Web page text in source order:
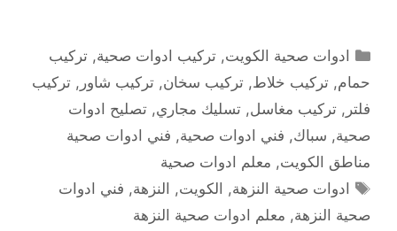
التصنيفات
ادوات صحية الكويت,تركيب ادوات صحية,تركيب
حمام, تركيب خلاط, تركيب سخان, تركيب شاور , تركيب
فلتر , تركيب مغاسل, تسليك مجاري, تصليح ادوات
صحية, سباك, فني ادوات صحية, فني ادوات صحية
مناطق الكويت, معلم ادوات صحية
الوسوم
ادوات صحية النزهة, الكويت, النزهة, فني ادوات
صحية النزهة, معلم ادوات صحية النزهة